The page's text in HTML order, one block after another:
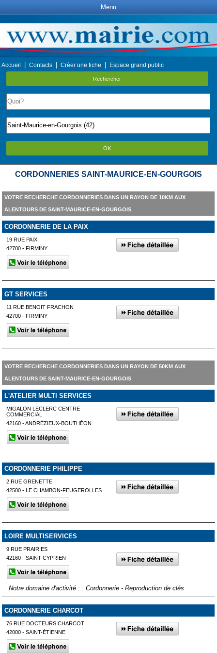
Menu
Accueil Contacts Créer une fiche Espace grand public
Rechercher
OK
CORDONNERIES SAINT-MAURICE-EN-GOURGOIS
VOTRE RECHERCHE CORDONNERIES DANS UN RAYON DE 10KM AUX
ALENTOURS DE SAINT-MAURICE-EN-GOURGOIS
CORDONNERIE DE LA PAIX
19 RUE PAIX
42700 - FIRMINY
GT SERVICES
11 RUE BENOIT FRACHON
42700 - FIRMINY
VOTRE RECHERCHE CORDONNERIES DANS UN RAYON DE 50KM AUX
ALENTOURS DE SAINT-MAURICE-EN-GOURGOIS
L'ATELIER MULTI SERVICES
MIGALON LECLERC CENTRE
COMMERCIAL
42160 - ANDRÉZIEUX-BOUTHÉON
CORDONNERIE PHILIPPE
2 RUE GRENETTE
42500 - LE CHAMBON-FEUGEROLLES
LOIRE MULTISERVICES
9 RUE PRAIRIES
42160 - SAINT-CYPRIEN
Notre domaine d'activité : : Cordonnerie - Reproduction de clés
CORDONNERIE CHARCOT
76 RUE DOCTEURS CHARCOT
42000 - SAINT-ÉTIENNE